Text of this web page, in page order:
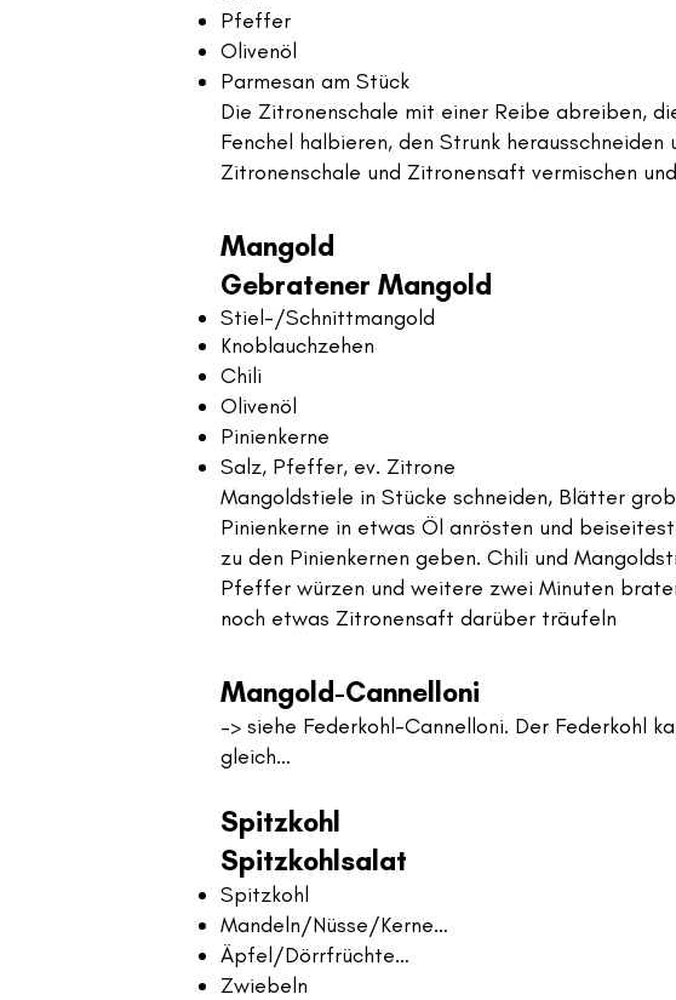
Pfeffer
Olivenöl
Parmesan am Stück
Die Zitronenschale mit einer Reibe abreiben,
Fenchel halbieren, den Strunk
Zitronenschale und Zitronensaft vermischen
Mangold
Gebratener Mangold
Stiel-/Schnittmangold
Knoblauchzehen
Chili
Olivenöl
Pinienkerne
Salz, Pfeffer, ev. Zitrone
Mangoldstiele in Stücke schneiden, Blätter
Pinienkerne in etwas Öl anrösten und
zu den Pinienkernen geben. Chili und
Pfeffer würzen und weitere zwei Minuten
noch etwas Zitronensaft darüber träufeln
Mangold-Cannelloni
–> siehe Federkohl-Cannelloni. Der Federkohl
gleich…
Spitzkohl
Spitzkohlsalat
Spitzkohl
Mandeln/Nüsse/Kerne…
Äpfel/Dörrfrüchte…
Zwiebeln